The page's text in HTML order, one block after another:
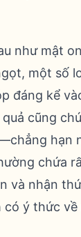
như mật
một số
đáng kể
cũng
hạn
chứa
và nhận
ý thức